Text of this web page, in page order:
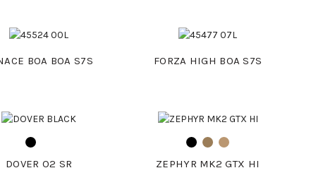
BOA BOA S7S FORZA HIGH BOA S7S
DOVER O2 SR ZEPHYR MK2 GTX HI